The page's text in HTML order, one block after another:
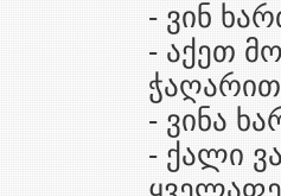
- ვინ
- აქეთ
- ვინა
- ქალი